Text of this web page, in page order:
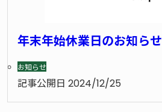
年末年始休業日のお知らせ
お知らせ
記事公開日 2024/12/25